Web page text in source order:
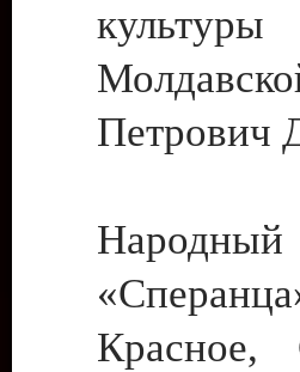
Петрович
Красное,